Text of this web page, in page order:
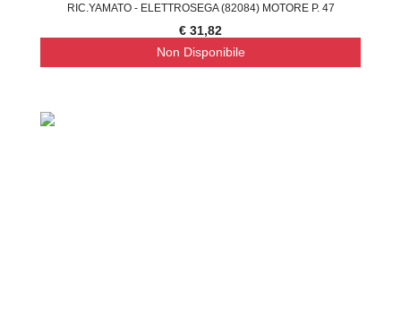
RIC.YAMATO - ELETTROSEGA (82084) MOTORE P. 47
€ 31,82
Non Disponibile